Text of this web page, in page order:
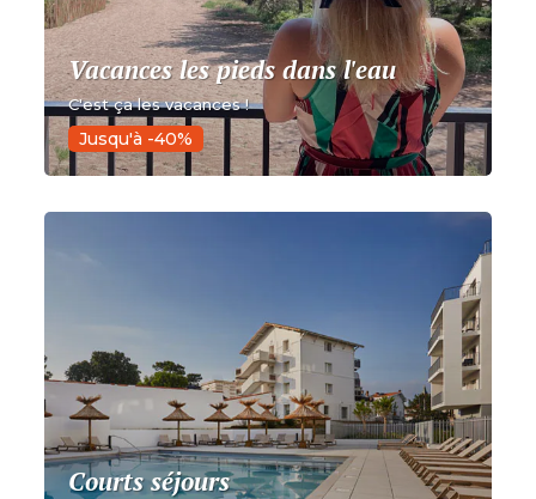
Vacances les pieds dans l'eau
C'est ça les vacances !
Jusqu'à -40%
Courts séjours